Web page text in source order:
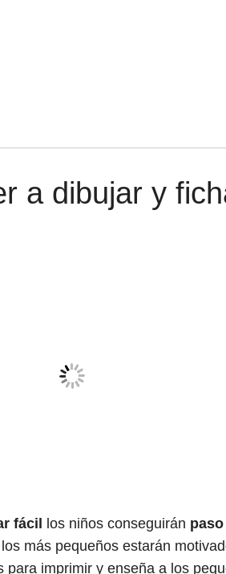
a dibujar y
fácil los niños conseguirán
más pequeños estarán
imprimir y enseña a los